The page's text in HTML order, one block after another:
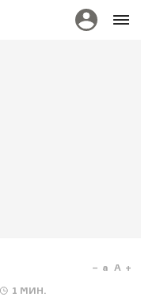
1 МИН.
a A